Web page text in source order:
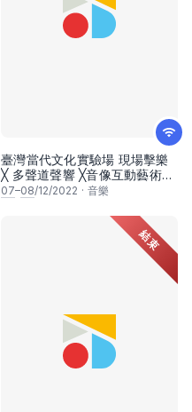
臺灣當代文化實驗場 現場擊樂
╳ 多聲道聲響 ╳音像互動藝術
《潘朵拉幻象：迴聲震盪》
07–08/12/2022 · 音樂
結束